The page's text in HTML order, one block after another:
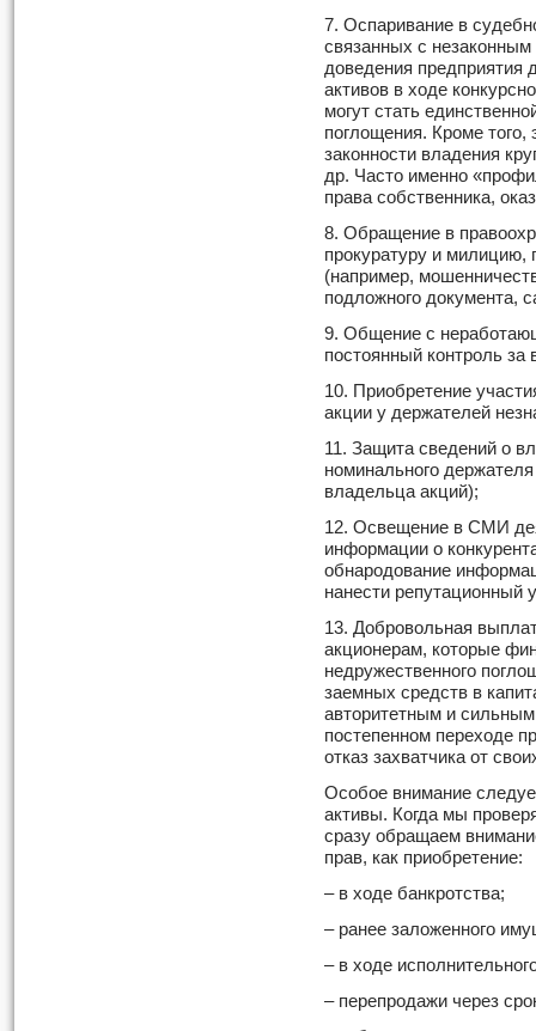
7. Оспаривание в
связанных с незаконным
доведения предприятия
активов в ходе
могут стать
поглощения. Кроме того,
законности владения
др. Часто именно
права собственника,
8. Обращение в
прокуратуру и милицию,
(например,
подложного документа,
9. Общение с
постоянный контроль
10. Приобретение
акции у держателей
11. Защита сведений о
номинального
владельца акций);
12. Освещение в СМИ
информации о
обнародование
нанести репутационный
13. Добровольная
акционерам, которые
недружественного
заемных средств в
авторитетным и
постепенном переходе
отказ захватчика от
Особое внимание
активы. Когда мы
сразу обращаем
прав, как приобретение:
– в ходе банкротства;
– ранее заложенного
– в ходе
– перепродажи через